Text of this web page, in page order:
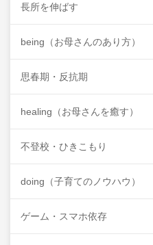
長所を伸ばす
being（お母さんのあり方）
思春期・反抗期
healing（お母さんを癒す）
不登校・ひきこもり
doing（子育てのノウハウ）
ゲーム・スマホ依存